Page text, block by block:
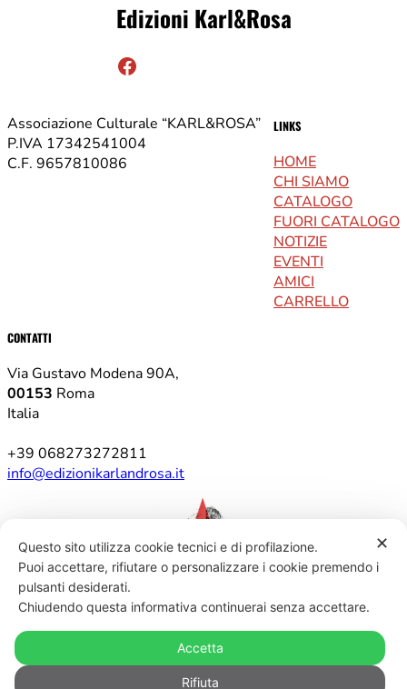
Edizioni Karl&Rosa
Facebook
Associazione Culturale “KARL&ROSA”
P.IVA 17342541004
C.F. 9657810086
LINKS
HOME
CHI SIAMO
CATALOGO
FUORI CATALOGO
NOTIZIE
EVENTI
AMICI
CARRELLO
CONTATTI
Via Gustavo Modena 90A,
00153 Roma
Italia
+39 068273272811
info@edizionikarlandrosa.it
✕
Questo sito utilizza cookie tecnici e di profilazione.
Puoi accettare, rifiutare o personalizzare i cookie premendo i
pulsanti desiderati.
Chiudendo questa informativa continuerai senza accettare.
Accetta
Rifiuta